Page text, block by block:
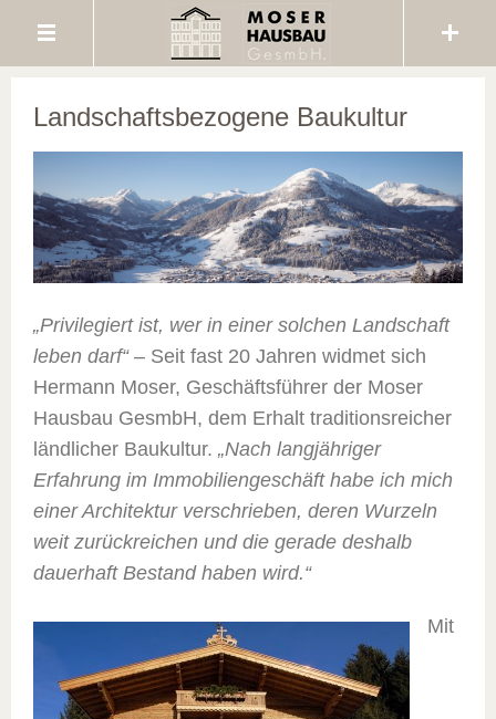
Landschaftsbezogene Baukultur
„Privilegiert ist, wer in einer solchen Landschaft
leben darf“ – Seit fast 20 Jahren widmet sich
Hermann Moser, Geschäftsführer der Moser
Hausbau GesmbH, dem Erhalt traditionsreicher
ländlicher Baukultur. „Nach langjähriger
Erfahrung im Immobiliengeschäft habe ich mich
einer Architektur verschrieben, deren Wurzeln
weit zurückreichen und die gerade deshalb
dauerhaft Bestand haben wird.“
Mit